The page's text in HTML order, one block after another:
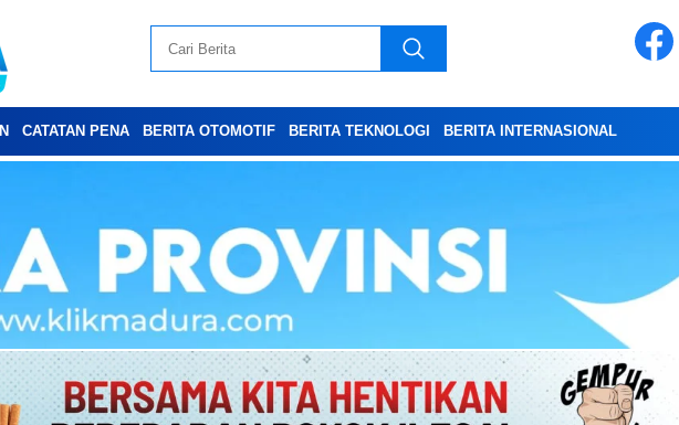
CATATAN PENA BERITA OTOMOTIF BERITA TEKNOLOGI BERITA INTERNASIONAL